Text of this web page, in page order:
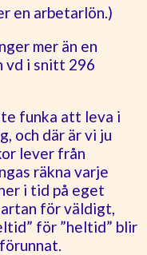
en arbetarlön.)
mer än en
vd i snitt 296
funka att leva i
och där är vi ju
lever från
räkna varje
i tid på eget
för väldigt,
för ”heltid” blir